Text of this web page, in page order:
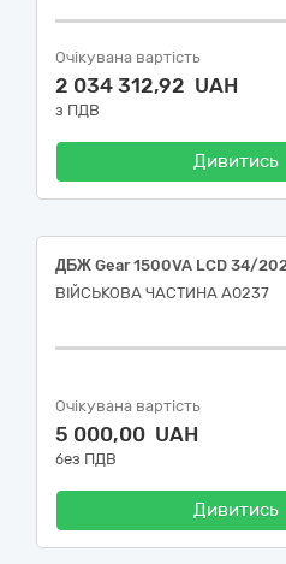
Очікувана вартість
2 034 312,92 UAH
з ПДВ
Дивитись
ДБЖ Gear 1500VA LCD 34/
ВІЙСЬКОВА ЧАСТИНА А0237
Очікувана вартість
5 000,00 UAH
без ПДВ
Дивитись